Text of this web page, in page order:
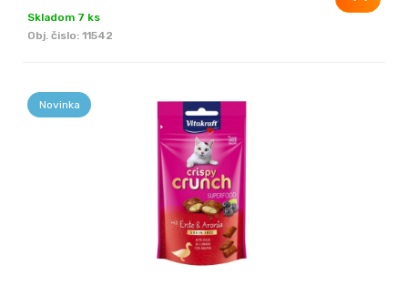
Skladom 7 ks
Obj. čislo: 11542
Novinka